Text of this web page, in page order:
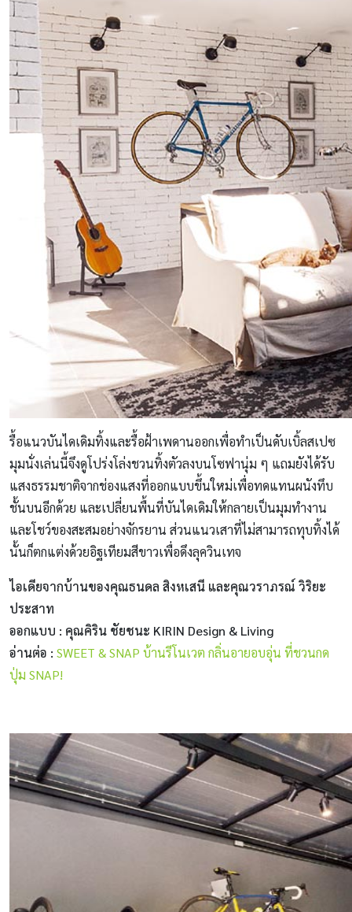
รื้อแนวบันไดเดิมทิ้งและรื้อฝ้าเพดานออกเพื่อทำเป็นดับเบิ้ลสเปซ
มุมนั่งเล่นนี้จึงดูโปร่งโล่งชวนทิ้งตัวลงบนโซฟานุ่ม ๆ แถมยังได้รับ
แสงธรรมชาติจากช่องแสงที่ออกแบบขึ้นใหม่เพื่อทดแทนผนังทึบ
ชั้นบนอีกด้วย และเปลี่ยนพื้นที่บันไดเดิมให้กลายเป็นมุมทำงาน
และโชว์ของสะสมอย่างจักรยาน ส่วนแนวเสาที่ไม่สามารถทุบทิ้งได้
นั้นก็ตกแต่งด้วยอิฐเทียมสีขาวเพื่อดึงลุควินเทจ
ไอเดียจากบ้านของคุณธนดล สิงหเสนี และคุณวราภรณ์ วิริยะ
ประสาท
ออกแบบ : คุณคิริน ชัยชนะ KIRIN Design & Living
อ่านต่อ : SWEET & SNAP บ้านรีโนเวต กลิ่นอายอบอุ่น ที่ชวนกด
ปุ่ม SNAP!